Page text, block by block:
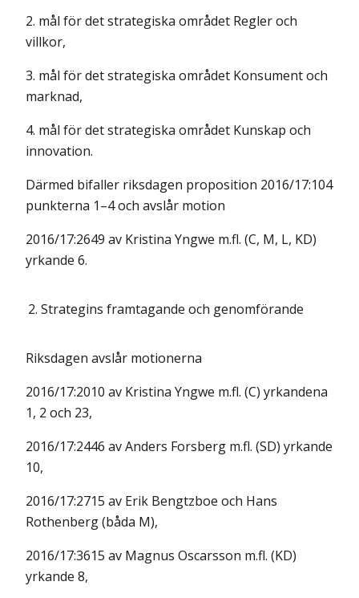
2. mål för det strategiska området Regler och
villkor,
3. mål för det strategiska området Konsument och
marknad,
4. mål för det strategiska området Kunskap och
innovation.
Därmed bifaller riksdagen proposition 2016/17:104
punkterna 1–4 och avslår motion
2016/17:2649 av Kristina Yngwe m.fl. (C, M, L, KD)
yrkande 6.
2. Strategins framtagande och genomförande
Riksdagen avslår motionerna
2016/17:2010 av Kristina Yngwe m.fl. (C) yrkandena
1, 2 och 23,
2016/17:2446 av Anders Forsberg m.fl. (SD) yrkande
10,
2016/17:2715 av Erik Bengtzboe och Hans
Rothenberg (båda M),
2016/17:3615 av Magnus Oscarsson m.fl. (KD)
yrkande 8,